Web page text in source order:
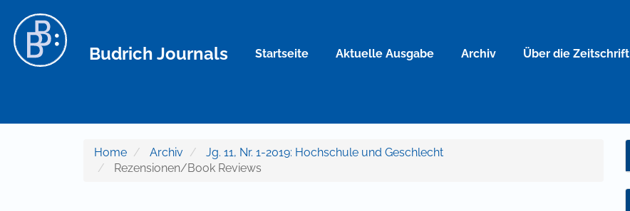
Hauptinhalt
Sidebar
Budrich Journals Startseite Aktuelle Ausgabe Archiv Über die Zeitschrift
Home Archiv
Jg. 11, Nr. 1-2019: Hochschule und Geschlecht
Rezensionen/Book Reviews